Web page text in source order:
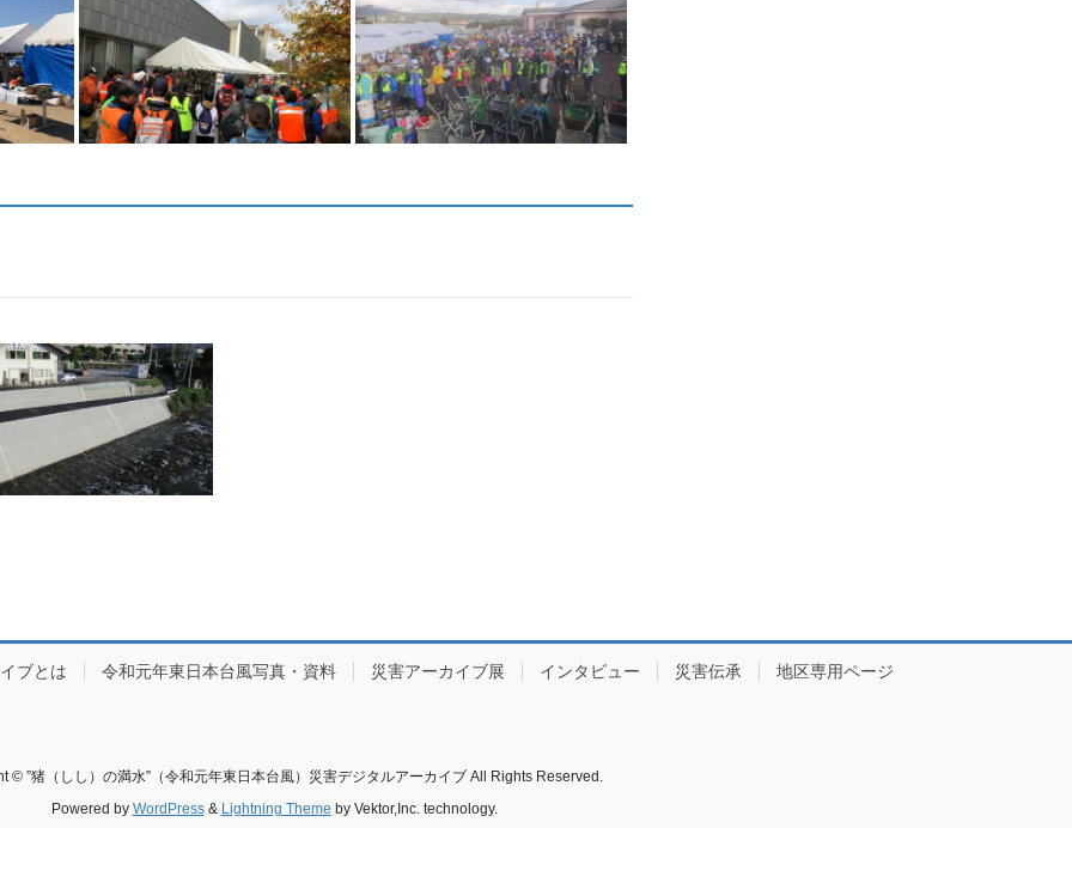
ブとは 令和元年東日本台風写真・資料 災害アーカイブ展 インタビュー 災害伝承 地区専用ページ
© ”猪（しし）の満水”（令和元年東日本台風）災害デジタルアーカイブ All Rights Reserved.
Powered by WordPress& Lightning Theme by Vektor,Inc. technology.